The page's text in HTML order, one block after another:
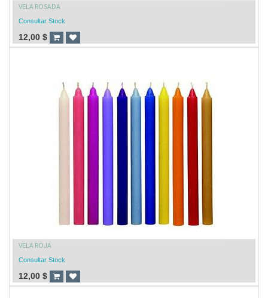
VELA ROSADA
Consultar Stock
12,00 $
VELA ROJA
Consultar Stock
12,00 $